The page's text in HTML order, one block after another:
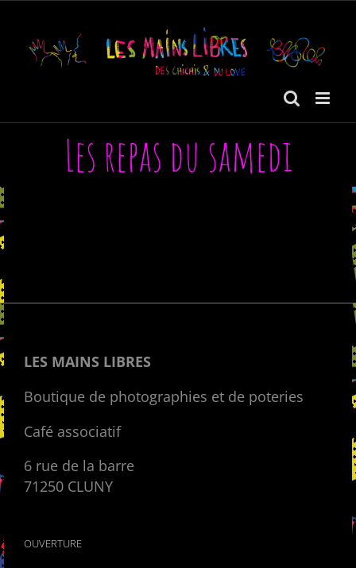
contenu
Les repas du samedi
LES MAINS LIBRES
Boutique de photographies et de poteries
Café associatif
6 rue de la barre
71250 CLUNY
OUVERTURE